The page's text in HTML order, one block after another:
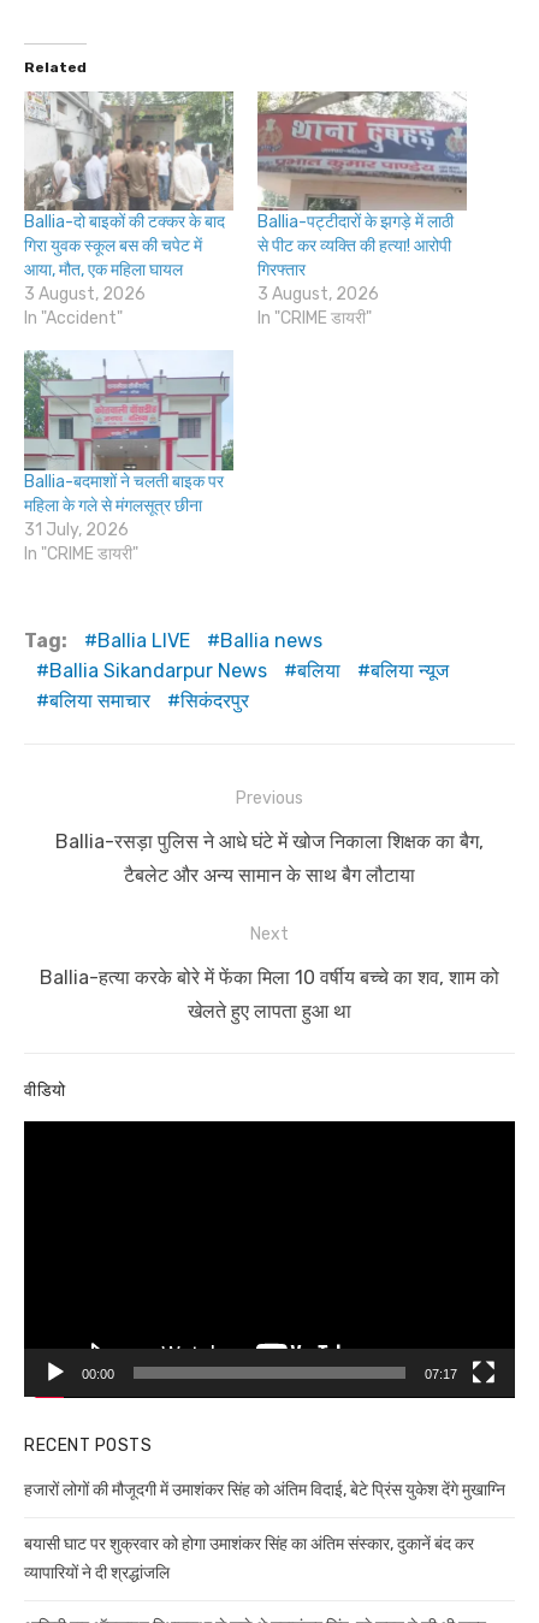
Related
Ballia-दो बाइकों की टक्कर के बाद
गिरा युवक स्कूल बस की चपेट में
आया, मौत, एक महिला घायल
3 August, 2026
In "Accident"
Ballia-पट्टीदारों के झगड़े में लाठी
से पीट कर व्यक्ति की हत्या! आरोपी
गिरफ्तार
3 August, 2026
In "CRIME डायरी"
Ballia-बदमाशों ने चलती बाइक पर
महिला के गले से मंगलसूत्र छीना
31 July, 2026
In "CRIME डायरी"
Tag: Ballia LIVE
Ballia news
Ballia Sikandarpur News
बलिया
बलिया न्यूज
बलिया समाचार
सिकंदरपुर
navigation
Previous
Previous
Ballia-रसड़ा पुलिस ने आधे घंटे में खोज निकाला शिक्षक का बैग,
टैबलेट और अन्य सामान के साथ बैग लौटाया
Next
Next
Ballia-हत्या करके बोरे में फेंका मिला 10 वर्षीय बच्चे का शव, शाम को
खेलते हुए लापता हुआ था
वीडियो
00:00 07:17
RECENT POSTS
हजारों लोगों की मौजूदगी में उमाशंकर सिंह को अंतिम विदाई, बेटे प्रिंस युकेश देंगे मुखाग्नि
बयासी घाट पर शुक्रवार को होगा उमाशंकर सिंह का अंतिम संस्कार, दुकानें बंद कर
व्यापारियों ने दी श्रद्धांजलि